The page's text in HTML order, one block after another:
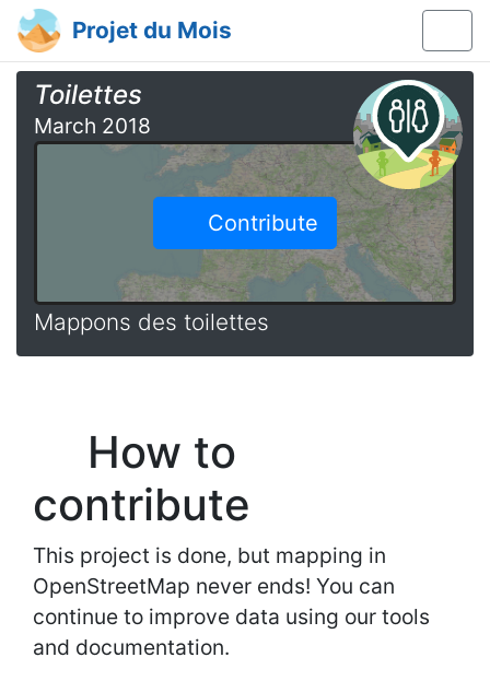
Projet du Mois
Toilettes
March 2018
Contribute
Mappons des toilettes
How to
contribute
This project is done, but mapping in
OpenStreetMap never ends! You can
continue to improve data using our tools
and documentation.